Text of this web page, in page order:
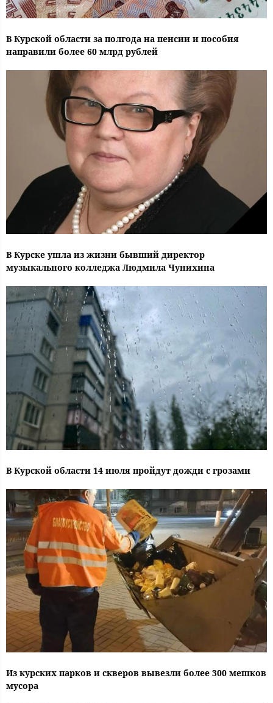
В Курской области за полгода на пенсии и пособия
направили более 60 млрд рублей
В Курске ушла из жизни бывший директор
музыкального колледжа Людмила Чунихина
В Курской области 14 июля пройдут дожди с грозами
Из курских парков и скверов вывезли более 300 мешков
мусора